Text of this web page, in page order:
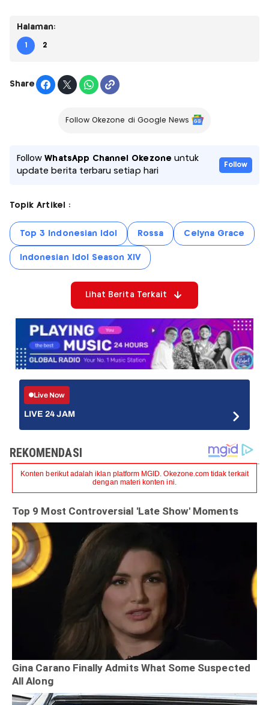
Halaman:
1 2
Share
Follow Okezone di Google News
FollowWhatsApp Channel Okezone untuk
update berita terbaru setiap hari
Follow
Topik Artikel :
Top 3 Indonesian Idol Rossa Celyna Grace
Indonesian Idol Season XIV
Lihat Berita Terkait
Live Now
LIVE 24 JAM